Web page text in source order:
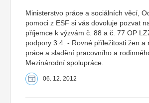
Ministerstvo práce a sociálních věcí,
pomoci z ESF si vás dovoluje pozvat
příjemce k výzvám č. 88 a č. 77 OP
podpory 3.4. - Rovné příležitosti žen a
práce a sladění pracovního a
Mezinárodní spolupráce.
06. 12. 2012